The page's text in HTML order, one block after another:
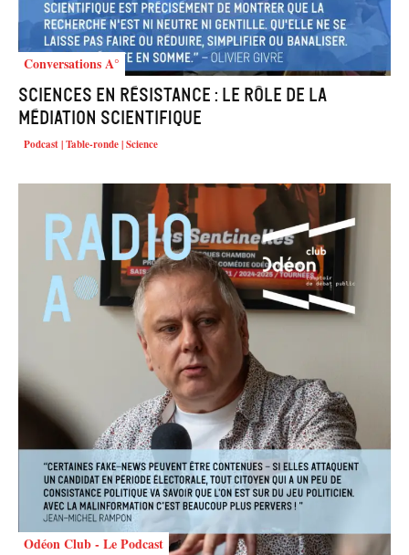
Conversations A°
Sciences en résistance : le rôle de la
médiation scientifique
Podcast | Table-ronde | Science
Odéon Club - Le Podcast